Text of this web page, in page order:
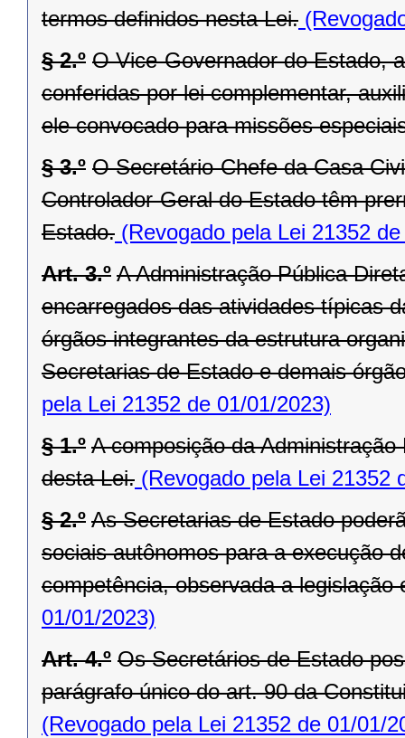
termos definidos nesta Lei.
§ 2.º O Vice-Governador do Estado,
conferidas por lei complementar,
ele convocado para missões
§ 3.º O Secretário-Chefe da Casa
Controlador-Geral do Estado têm
Estado. (Revogado pela Lei 21352
Art. 3.º A Administração Pública
encarregados das atividades típicas
órgãos integrantes da estrutura
Secretarias de Estado e demais
pela Lei 21352 de 01/01/2023)
§ 1.º A composição da
desta Lei. (Revogado pela Lei 21352
§ 2.º As Secretarias de Estado
sociais autônomos para a execução
competência, observada a legislação
01/01/2023)
Art. 4.º Os Secretários de Estado
parágrafo único do art. 90 da
(Revogado pela Lei 21352 de 01/01/